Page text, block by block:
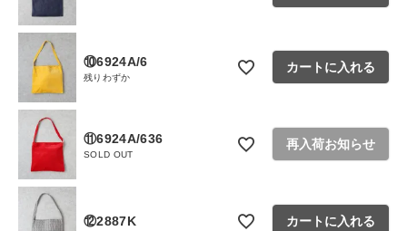
⑩6924A/6
残りわずか
カートに入れる
⑪6924A/636
SOLD OUT
再入荷お知らせ
⑫2887K カートに入れる